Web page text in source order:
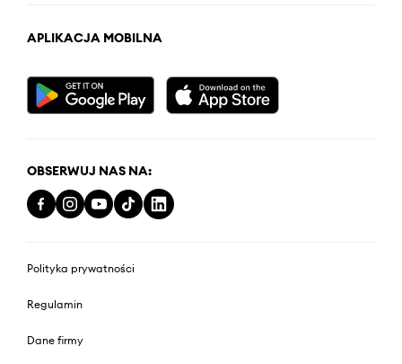
APLIKACJA MOBILNA
OBSERWUJ NAS NA:
Polityka prywatności
Regulamin
Dane firmy